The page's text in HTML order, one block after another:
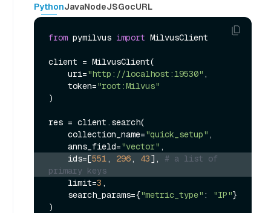
PythonJavaNodeJSGocURL
from pymilvus import MilvusClient
client = MilvusClient(
    uri=
"http://localhost:19530" ,
    token=
"root:Milvus"
)
res = client.search(
    collection_name=
"quick_setup" ,
    anns_field=
"vector"
    ids=[
551, 296, 43], # a list of
primary keys
    limit=
3 ,
    search_params={
"metric_type" : "IP"}
)